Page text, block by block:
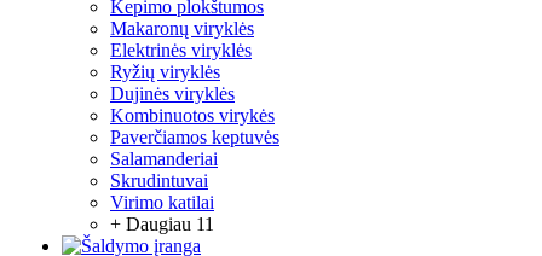
Kepimo plokštumos
Makaronų viryklės
Elektrinės viryklės
Ryžių viryklės
Dujinės viryklės
Kombinuotos virykės
Paverčiamos keptuvės
Salamanderiai
Skrudintuvai
Virimo katilai
+ Daugiau 11